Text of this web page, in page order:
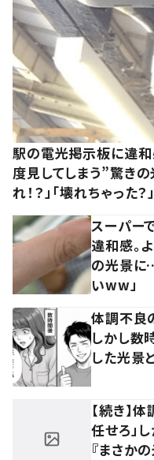
駅の電光掲示板に違
度見してしまう”驚き
れ！？」「壊れちゃった？」
スーパー
違和感。
の光景に…
いww」
体調不良
しかし数
した光景
【続き】
任せろ」
『まさか